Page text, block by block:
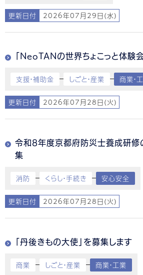
更新日付 2026年07月29日(水)
「NeoTANの世界ちょこっと体験
支援・補助金 しごと・産業 商業・
更新日付 2026年07月28日(火)
令和8年度京都府防災士養成研修
集
消防 くらし・手続き 安心安全
更新日付 2026年07月28日(火)
「丹後きもの大使」を募集します
商業 しごと・産業 商業・工業